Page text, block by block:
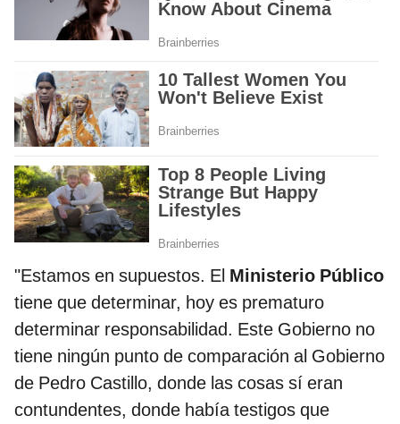
"Estamos en supuestos. El Ministerio Público
tiene que determinar, hoy es prematuro
determinar responsabilidad. Este Gobierno no
tiene ningún punto de comparación al Gobierno
de Pedro Castillo, donde las cosas sí eran
contundentes, donde había testigos que